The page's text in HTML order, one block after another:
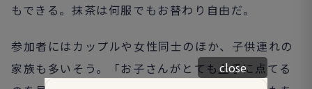
もできる。抹茶は何服でもお替わり自由だ。
参加者にはカップルや女性同士のほか、子供連れの
家族も多いそう。「お子さんがとても上手に点てる
close